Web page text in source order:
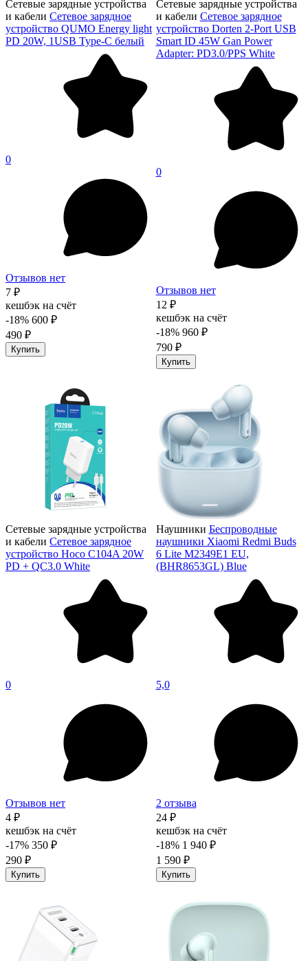
Сетевые зарядные устройства
и кабели Сетевое зарядное
устройство QUMO Energy light
PD 20W, 1USB Type-C белый
0
Отзывов нет
7 ₽
кешбэк на счёт
-18% 600 ₽
490 ₽
Купить
Сетевые зарядные устройства
и кабели Сетевое зарядное
устройство Dorten 2-Port USB
Smart ID 45W Gan Power
Adapter: PD3.0/PPS White
0
Отзывов нет
12 ₽
кешбэк на счёт
-18% 960 ₽
790 ₽
Купить
Сетевые зарядные устройства
и кабели Сетевое зарядное
устройство Hoco C104A 20W
PD + QC3.0 White
0
Отзывов нет
4 ₽
кешбэк на счёт
-17% 350 ₽
290 ₽
Купить
Наушники Беспроводные
наушники Xiaomi Redmi Buds
6 Lite M2349E1 EU,
(BHR8653GL) Blue
5,0
2 отзыва
24 ₽
кешбэк на счёт
-18% 1 940 ₽
1 590 ₽
Купить